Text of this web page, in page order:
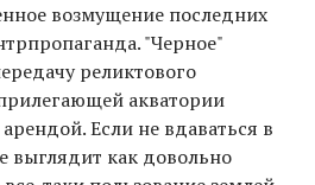
возмущение последних
"Черное"
реликтового
акватории
Если не вдаваться в
выглядит как довольно